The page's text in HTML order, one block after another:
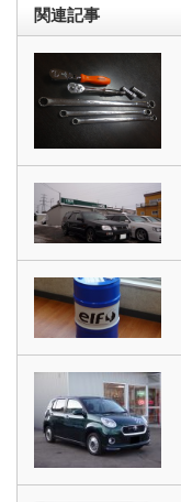
関連記事